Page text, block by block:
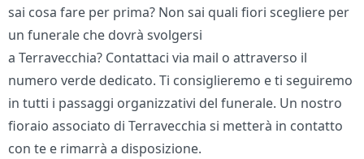
sai cosa fare per prima? Non sai quali fiori scegliere per
un funerale che dovrà svolgersi
a Terravecchia? Contattaci via mail o attraverso il
numero verde dedicato. Ti consiglieremo e ti seguiremo
in tutti i passaggi organizzativi del funerale. Un nostro
fioraio associato di Terravecchia si metterà in contatto
con te e rimarrà a disposizione.